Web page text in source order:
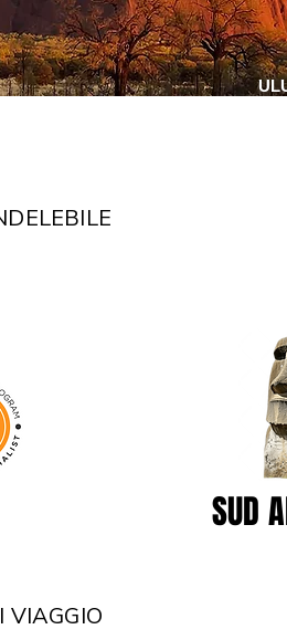
SUD
VIAGGIO